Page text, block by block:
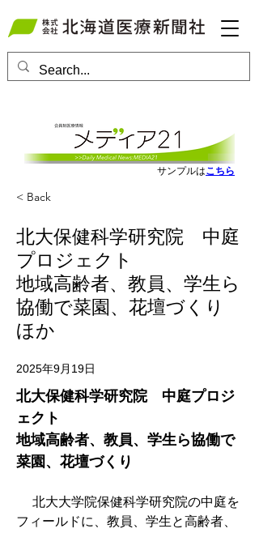
サンプルはこちら
< Back
北大保健科学研究院 中庭
プロジェクト
地域高齢者、教員、学生ら
協働で菜園、花壇づくり
ほか
2025年9月19日
北大保健科学研究院　中庭プロジ
ェクト
地域高齢者、教員、学生ら協働で
菜園、花壇づくり
北大大学院保健科学研究院の中庭を
フィールドに、教員、学生と高齢者、